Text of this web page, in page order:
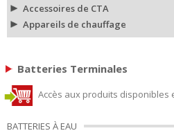
Accessoires de CTA
Appareils de chauffage
Batteries Terminales
Accès aux produits disponibles
BATTERIES À EAU